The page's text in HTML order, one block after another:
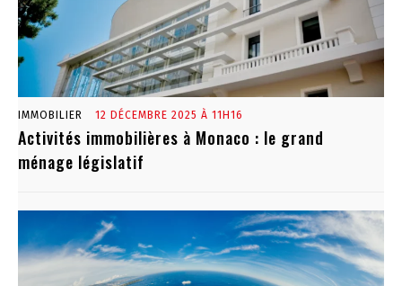
IMMOBILIER 12 DÉCEMBRE 2025 À 11H16
Activités immobilières à Monaco : le grand
ménage législatif